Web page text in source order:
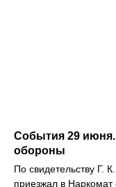
События 29
обороны
По свидетельству Г.
приезжал в Наркомат